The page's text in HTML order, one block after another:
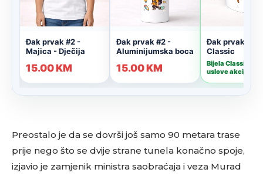
Preostalo je da se dovrši još samo 90 metara trase
prije nego što se dvije strane tunela konačno spoje,
izjavio je zamjenik ministra saobraćaja i veza Murad